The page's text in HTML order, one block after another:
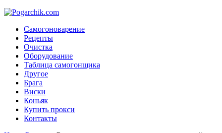
Самогоноварение
Рецепты
Очистка
Оборудование
Таблица самогонщика
Другое
Брага
Виски
Коньяк
Купить прокси
Контакты